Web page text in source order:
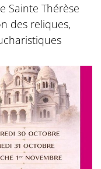
Sainte Thérèse
des reliques,